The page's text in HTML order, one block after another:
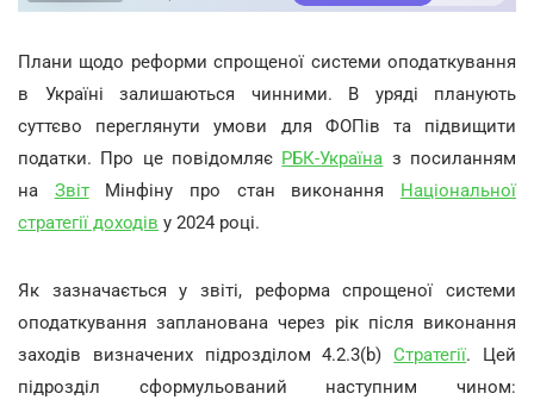
Плани щодо реформи спрощеної системи оподаткування
в Україні залишаються чинними. В уряді планують
суттєво переглянути умови для ФОПів та підвищити
податки. Про це повідомляє РБК-Україна з посиланням
на ЗвітМінфіну про стан виконання Національної
стратегії доходів у 2024 році.
Як зазначається у звіті, реформа спрощеної системи
оподаткування запланована через рік після виконання
заходів визначених підрозділом 4.2.3(b)Стратегії. Цей
підрозділ сформульований наступним чином: